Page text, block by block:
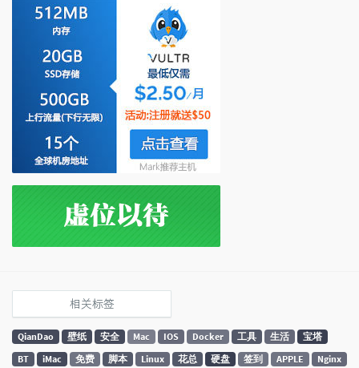
相关标签
QianDao 壁纸 安全 Mac IOS Docker 工具 生活
宝塔
BT
iMac 免费 脚本 Linux 花总 硬盘 签到 APPLE Nginx